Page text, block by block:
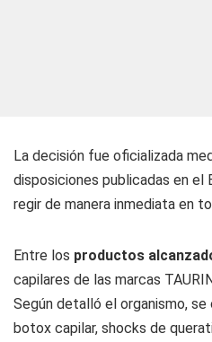
La decisión fue oficializada
disposiciones publicadas en el
regir de manera inmediata en
Entre los productos
capilares de las marcas
Según detalló el organismo, se
botox capilar, shocks de